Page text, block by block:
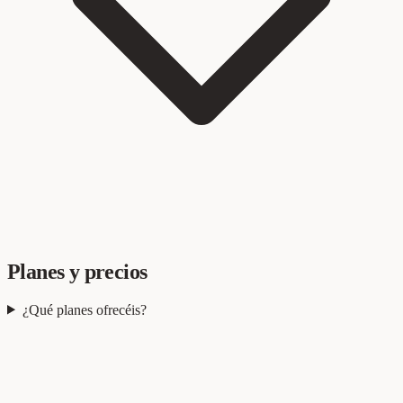
Planes y precios
¿Qué planes ofrecéis?